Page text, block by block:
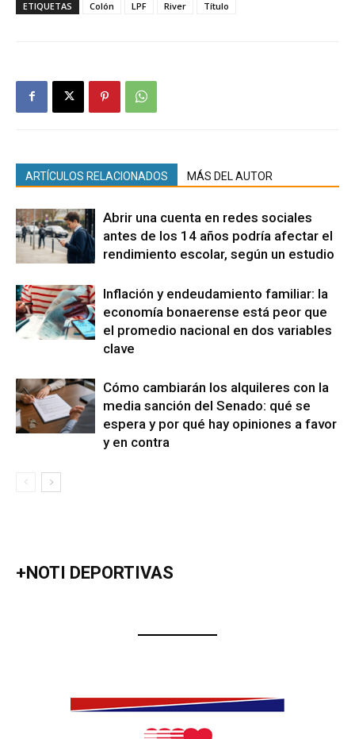
ETIQUETAS Colón LPF River Título
ARTÍCULOS RELACIONADOS MÁS DEL AUTOR
Abrir una cuenta en redes sociales
antes de los 14 años podría afectar el
rendimiento escolar, según un estudio
Inflación y endeudamiento familiar: la
economía bonaerense está peor que
el promedio nacional en dos variables
clave
Cómo cambiarán los alquileres con la
media sanción del Senado: qué se
espera y por qué hay opiniones a favor
y en contra
+NOTI DEPORTIVAS